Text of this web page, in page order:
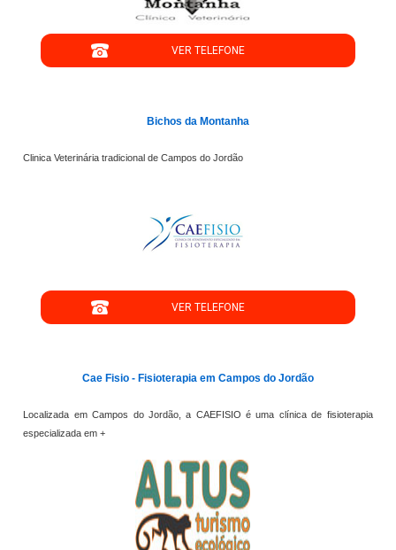
VER TELEFONE
Bichos da Montanha
Clinica Veterinária tradicional de Campos do Jordão
VER TELEFONE
Cae Fisio - Fisioterapia em Campos do Jordão
Localizada em Campos do Jordão, a CAEFISIO é uma clínica de fisioterapia
especializada em +